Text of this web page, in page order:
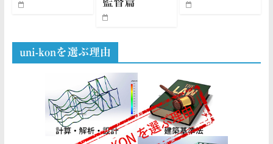
uni-konを選ぶ理由